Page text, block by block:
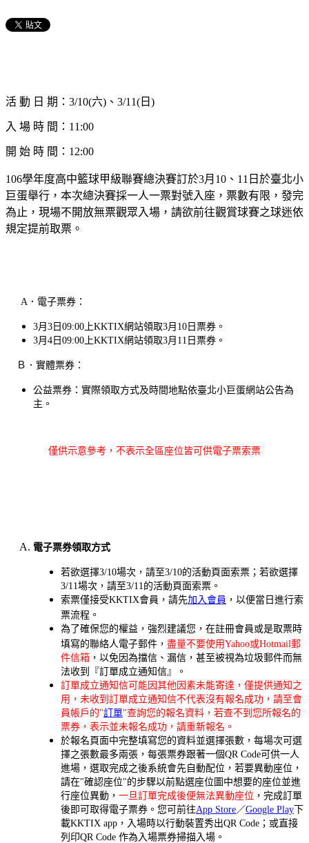
活 動 日 期 ： 3/10(六)、3/11(日)
入 場 時 間：11:00
開 始 時 間：12:00
106學年度高中籃球甲級聯賽總決賽訂於3月10、11日於臺北小
巨蛋舉行，本次總決賽採一人一票對號入座，票數有限，發完
為止，現場不開放無票觀眾入場，請欲前往觀賞球賽之球迷依
規定提前取票。
A．電子票券：
3月3日09:00上KKTIX網站領取3月10日票券。
3月4日09:00上KKTIX網站領取3月11日票券。
Ｂ． 實體票券：
公益票券：實際領取方式及時間地點依臺北小巨蛋網站公告為
主。
僅供示意參考，不表示全區座位皆可供電子票索票
電子票券領取方式
若欲選擇3/10場次，請至3/10的活動頁面索票；若欲選擇
3/11場次，請至3/11的活動頁面索票。
索票僅接受KKTIX會員，請先加入會員 ，以便當日進行索
票流程。
為了確保您的權益，強烈建議您，在註冊會員或是取票時
填寫的聯絡人電子郵件， 盡量不要使用Yahoo或Hotmail郵
件信箱 ，以免因為擋信、漏信，甚至被視為垃圾郵件而無
法收到『訂單成立通知信』。
訂單成立通知信可能因其他因素未能寄達，僅提供通知之
用，未收到訂單成立通知信不代表沒有報名成功，請至會
員帳戶的"訂單"查詢您的報名資料，若查不到您所報名的
票券，表示並未報名成功，請重新報名。
於報名頁面中完整填寫您的資料並選擇張數，每場次可選
擇之張數最多兩張，每張票券跟著一個QR Code可供一人
進場，選取完成之後系統會先自動配位，若要異動座位，
請在"確認座位"的步驟以前點選座位圖中想要的座位並進
行座位異動， 一旦訂單完成後便無法異動座位 ，完成訂單
後即可取得電子票券。您可前往App Store／Google Play 下
載KKTIX app，入場時以行動裝置秀出QR Code；或直接
列印QR Code 作為入場票券掃描入場。